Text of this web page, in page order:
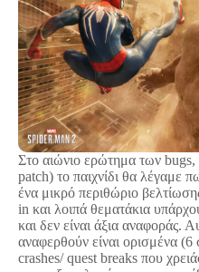
Στο αιώνιο ερώτημα των
patch) το παιχνίδι θα λέγαμε
ένα μικρό περιθώριο
in και λοιπά θεματάκια
και δεν είναι άξια αναφοράς.
αναφερθούν είναι ορισμένα
crashes/ quest breaks που